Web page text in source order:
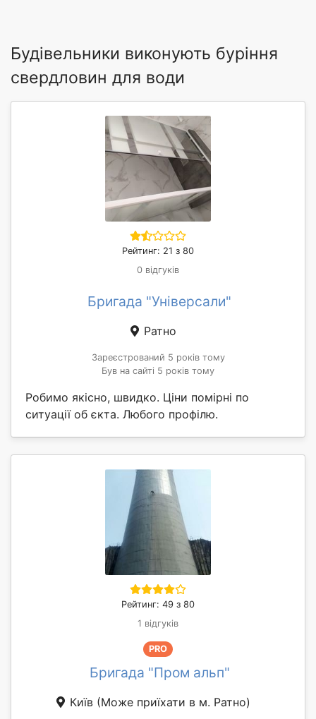
Будівельники виконують буріння
свердловин для води
Рейтинг: 21 з 80
0 відгуків
Бригада "Універсали"
Ратно
Зареєстрований 5 років тому
Був на сайті 5 років тому
Робимо якісно, швидко. Ціни помірні по
ситуації об єкта. Любого профілю.
Рейтинг: 49 з 80
1 відгуків
PRO
Бригада "Пром альп"
Київ (Може приїхати в м. Ратно)